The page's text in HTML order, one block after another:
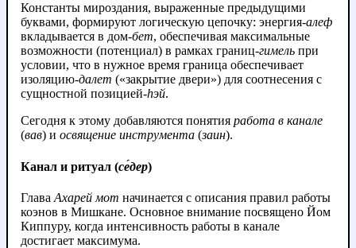
Константы мироздания, выраженные предыдущими
буквами, формируют логическую цепочку: энергия-алеф
вкладывается в дом-бет, обеспечивая максимальные
возможности (потенциал) в рамках границ-гимель при
условии, что в нужное время граница обеспечивает
изоляцию-далет («закрытие двери») для соотнесения с
сущностной позицией-hэй.
Сегодня к этому добавляются понятия работа в канале
(вав) и освящение инструмента (заин).
Канал и ритуал (се́дер)
Глава Ахарей мот начинается с описания правил работы
коэнов в Мишкане. Основное внимание посвящено Йом
Киппуру, когда интенсивность работы в канале
достигает максимума.